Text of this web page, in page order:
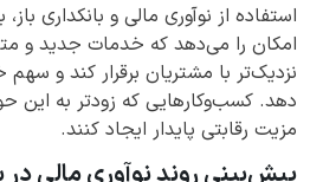
استفاده از نوآوری مالی و بانکداری
امکان را می‌دهد که خدمات جدید و
نزدیک‌تر با مشتریان برقرار کند و سهم
دهد. کسب‌وکارهایی که زودتر به این
مزیت رقابتی پایدار ایجاد کنند.